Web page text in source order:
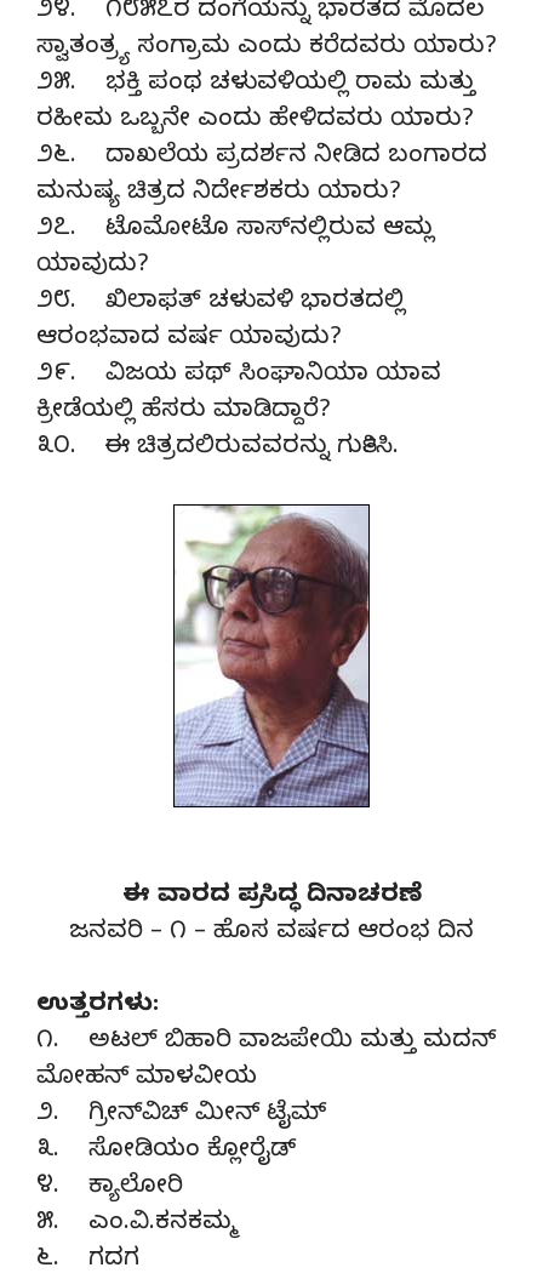
೨೪. ೧೮೫೭ರ ದಂಗೆಯನ್ನು ಭಾರತದ ಮೊದಲ
ಸ್ವಾತಂತ್ರ್ಯ ಸಂಗ್ರಾಮ ಎಂದು ಕರೆದವರು ಯಾರು?
೨೫. ಭಕ್ತಿ ಪಂಥ ಚಳುವಳಿಯಲ್ಲಿ ರಾಮ ಮತ್ತು
ರಹೀಮ ಒಬ್ಬನೇ ಎಂದು ಹೇಳಿದವರು ಯಾರು?
೨೬. ದಾಖಲೆಯ ಪ್ರದರ್ಶನ ನೀಡಿದ ಬಂಗಾರದ
ಮನುಷ್ಯ ಚಿತ್ರದ ನಿರ್ದೇಶಕರು ಯಾರು?
೨೭. ಟೊಮೋಟೊ ಸಾಸ್‌ನಲ್ಲಿರುವ ಆಮ್ಲ
ಯಾವುದು?
೨೮. ಖಿಲಾಫತ್ ಚಳುವಳಿ ಭಾರತದಲ್ಲಿ
ಆರಂಭವಾದ ವರ್ಷ ಯಾವುದು?
೨೯. ವಿಜಯ ಪಥ್ ಸಿಂಘಾನಿಯಾ ಯಾವ
ಕ್ರೀಡೆಯಲ್ಲಿ ಹೆಸರು ಮಾಡಿದ್ದಾರೆ?
೩೦. ಈ ಚಿತ್ರದಲಿರುವವರನ್ನು ಗುರ್ತಿಸಿ.
ಈ ವಾರದ ಪ್ರಸಿದ್ಧ ದಿನಾಚರಣೆ
ಜನವರಿ – ೧ – ಹೊಸ ವರ್ಷದ ಆರಂಭ ದಿನ
ಉತ್ತರಗಳು:
೧. ಅಟಲ್ ಬಿಹಾರಿ ವಾಜಪೇಯಿ ಮತ್ತು ಮದನ್
ಮೋಹನ್ ಮಾಳವೀಯ
೨. ಗ್ರೀನ್‌ವಿಚ್ ಮೀನ್ ಟೈಮ್
೩. ಸೋಡಿಯಂ ಕ್ಲೋರೈಡ್
೪. ಕ್ಯಾಲೋರಿ
೫. ಎಂ.ವಿ.ಕನಕಮ್ಮ
೬. ಗದಗ